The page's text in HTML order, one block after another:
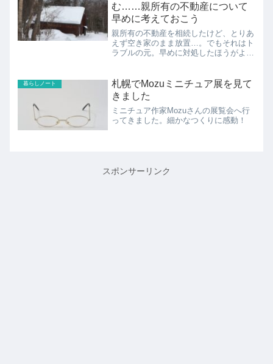
む……親所有の不動産について
早めに考えておこう
親所有の不動産を相続したけど、とりあ
えず空き家のまま放置…。でもそれはト
ラブルの元。早めに対処したほうがよさ
暮らしノート
札幌でMozuミニチュア展を見て
きました
ミニチュア作家Mozuさんの展覧会へ行
ってきました。細かなつくりに感動！
スポンサーリンク